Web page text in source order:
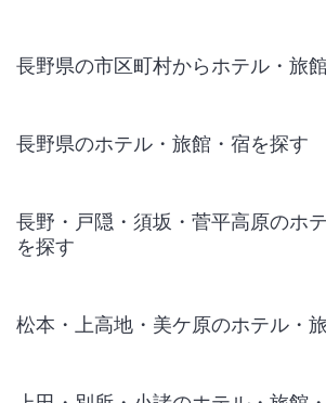
長野県の市区町村からホテル・旅
長野県のホテル・旅館・宿を探す
長野・戸隠・須坂・菅平高原のホ
を探す
松本・上高地・美ケ原のホテル・